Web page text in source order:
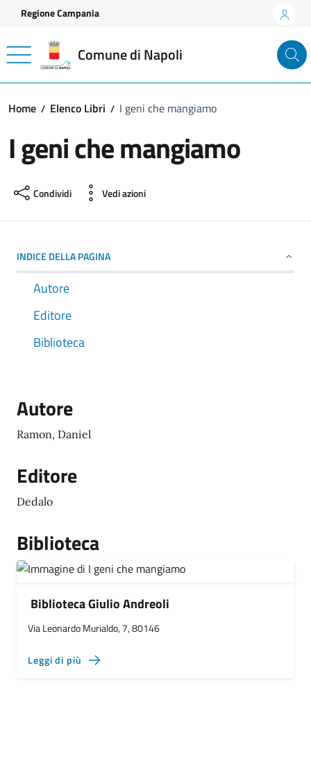
Vai ai contenuti
Vai al footer
Regione Campania
Comune di Napoli
Home Elenco Libri I geni che mangiamo
I geni che mangiamo
Condividi Vedi azioni
INDICE DELLA PAGINA
Autore
Editore
Biblioteca
Autore
Ramon, Daniel
Editore
Dedalo
Biblioteca
Biblioteca Giulio Andreoli
Via Leonardo Murialdo, 7, 80146
Leggi di più